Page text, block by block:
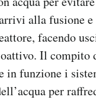
alla fusione e
facendo
Il compito
in funzione i
per